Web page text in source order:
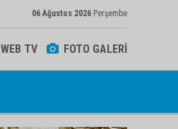
06 Ağustos 2026 Perşembe
WEB TV FOTO GALERİ